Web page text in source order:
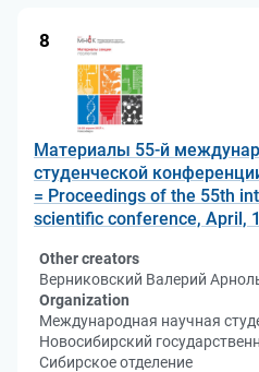
8
Материалы 55-й
студенческой
= Proceedings of the 55th
scientific conference, April,
Other creators
Верниковский Валерий
Organization
Международная научная
Новосибирский
Сибирское отделение